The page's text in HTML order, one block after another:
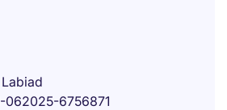
062025-6756871